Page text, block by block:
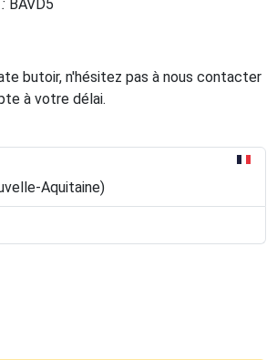
BAVD5
butoir, n'hésitez pas à nous contacter
à votre délai.
Aquitaine)